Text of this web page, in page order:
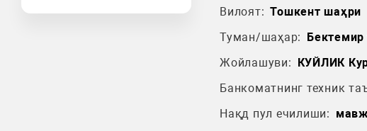
Вилоят: Тошкент шаҳри
Туман/шаҳар: Бектемир
Жойлашуви: КУЙЛИК
Банкоматнинг техник
Нақд пул ечилиши: